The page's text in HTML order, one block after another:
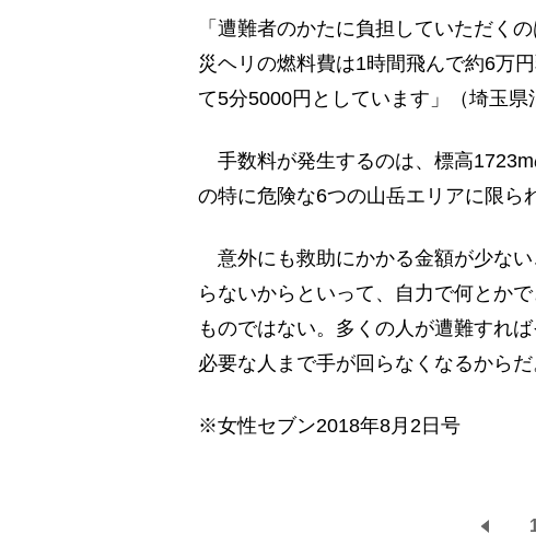
「遭難者のかたに負担していただく
災ヘリの燃料費は1時間飛んで約6万
て5分5000円としています」（埼玉県
手数料が発生するのは、標高
の特に危険な6つの山岳エリアに限ら
意外にも救助にかかる金額が少な
らないからといって、自力で何とか
ものではない。多くの人が遭難すれ
必要な人まで手が回らなくなるからだ
※女性セブン2018年8月2日号